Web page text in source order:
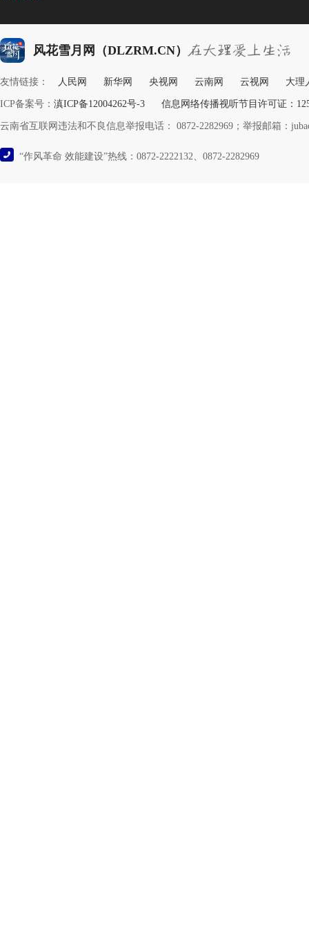
风花雪月网（DLZRM.CN）
友情链接： 人民网 新华网 央视网 云南网 云视网 大理
ICP备案号： 滇ICP备12004262号-3 信息网络传播视听节目许可证：
云南省互联网违法和不良信息举报电话： 0872-2282969；举报邮箱：
“作风革命 效能建设”热线：0872-2222132、0872-2282969